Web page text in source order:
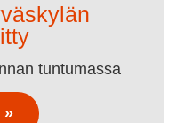
tuntumassa
»